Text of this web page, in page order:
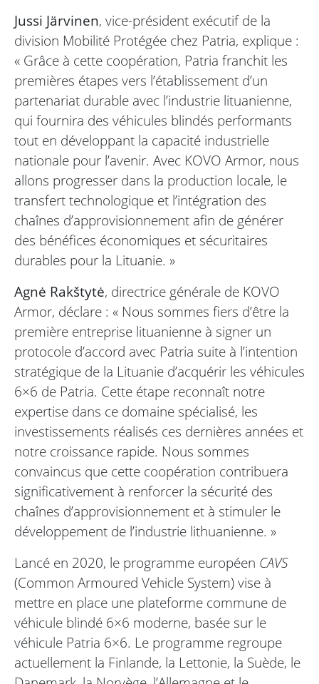
Jussi Järvinen, vice-président exécutif de la
division Mobilité Protégée chez Patria, explique :
« Grâce à cette coopération, Patria franchit les
premières étapes vers l’établissement d’un
partenariat durable avec l’industrie lituanienne,
qui fournira des véhicules blindés performants
tout en développant la capacité industrielle
nationale pour l’avenir. Avec KOVO Armor, nous
allons progresser dans la production locale, le
transfert technologique et l’intégration des
chaînes d’approvisionnement afin de générer
des bénéfices économiques et sécuritaires
durables pour la Lituanie. »
Agnė Rakštytė, directrice générale de KOVO
Armor, déclare : « Nous sommes fiers d’être la
première entreprise lituanienne à signer un
protocole d’accord avec Patria suite à l’intention
stratégique de la Lituanie d’acquérir les véhicules
6×6 de Patria. Cette étape reconnaît notre
expertise dans ce domaine spécialisé, les
investissements réalisés ces dernières années et
notre croissance rapide. Nous sommes
convaincus que cette coopération contribuera
significativement à renforcer la sécurité des
chaînes d’approvisionnement et à stimuler le
développement de l’industrie lithuanienne. »
Lancé en 2020, le programme européen CAVS
(Common Armoured Vehicle System) vise à
mettre en place une plateforme commune de
véhicule blindé 6×6 moderne, basée sur le
véhicule Patria 6×6. Le programme regroupe
actuellement la Finlande, la Lettonie, la Suède, le